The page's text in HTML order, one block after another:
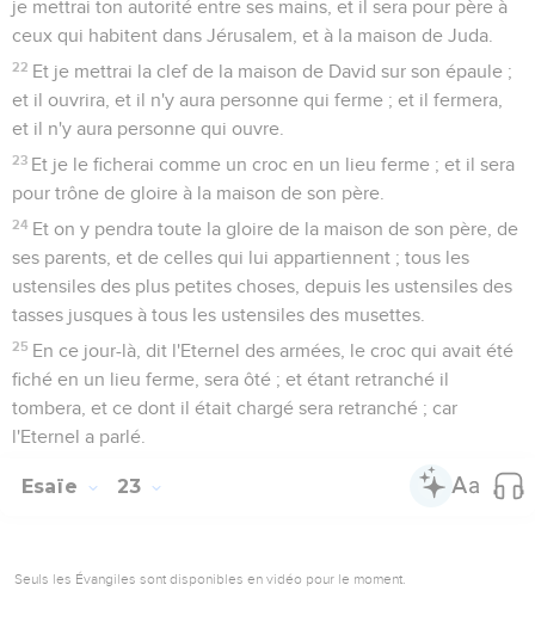
je mettrai ton autorité entre ses mains, et il sera pour père à
ceux qui habitent dans Jérusalem, et à la maison de Juda.
22 Et je mettrai la clef de la maison de David sur son épaule ;
et il ouvrira, et il n'y aura personne qui ferme ; et il fermera,
et il n'y aura personne qui ouvre.
23 Et je le ficherai comme un croc en un lieu ferme ; et il sera
pour trône de gloire à la maison de son père.
24 Et on y pendra toute la gloire de la maison de son père, de
ses parents, et de celles qui lui appartiennent ; tous les
ustensiles des plus petites choses, depuis les ustensiles des
tasses jusques à tous les ustensiles des musettes.
25 En ce jour-là, dit l'Eternel des armées, le croc qui avait été
fiché en un lieu ferme, sera ôté ; et étant retranché il
tombera, et ce dont il était chargé sera retranché ; car
l'Eternel a parlé.
Esaïe 23
Seuls les Évangiles sont disponibles en vidéo pour le moment.